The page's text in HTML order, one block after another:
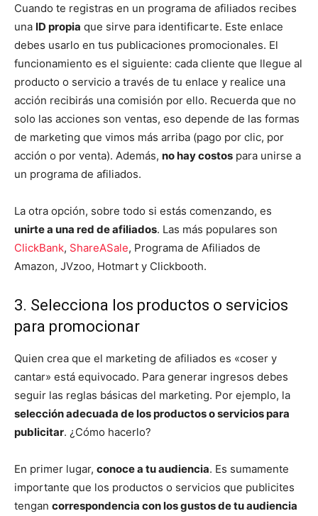
Cuando te registras en un programa de afiliados recibes
una ID propia que sirve para identificarte. Este enlace
debes usarlo en tus publicaciones promocionales. El
funcionamiento es el siguiente: cada cliente que llegue al
producto o servicio a través de tu enlace y realice una
acción recibirás una comisión por ello. Recuerda que no
solo las acciones son ventas, eso depende de las formas
de marketing que vimos más arriba (pago por clic, por
acción o por venta). Además, no hay costos para unirse a
un programa de afiliados.
La otra opción, sobre todo si estás comenzando, es
unirte a una red de afiliados. Las más populares son
ClickBank, ShareASale, Programa de Afiliados de
Amazon, JVzoo, Hotmart y Clickbooth.
3. Selecciona los productos o servicios
para promocionar
Quien crea que el marketing de afiliados es «coser y
cantar» está equivocado. Para generar ingresos debes
seguir las reglas básicas del marketing. Por ejemplo, la
selección adecuada de los productos o servicios para
publicitar. ¿Cómo hacerlo?
En primer lugar, conoce a tu audiencia. Es sumamente
importante que los productos o servicios que publicites
tengan correspondencia con los gustos de tu audiencia